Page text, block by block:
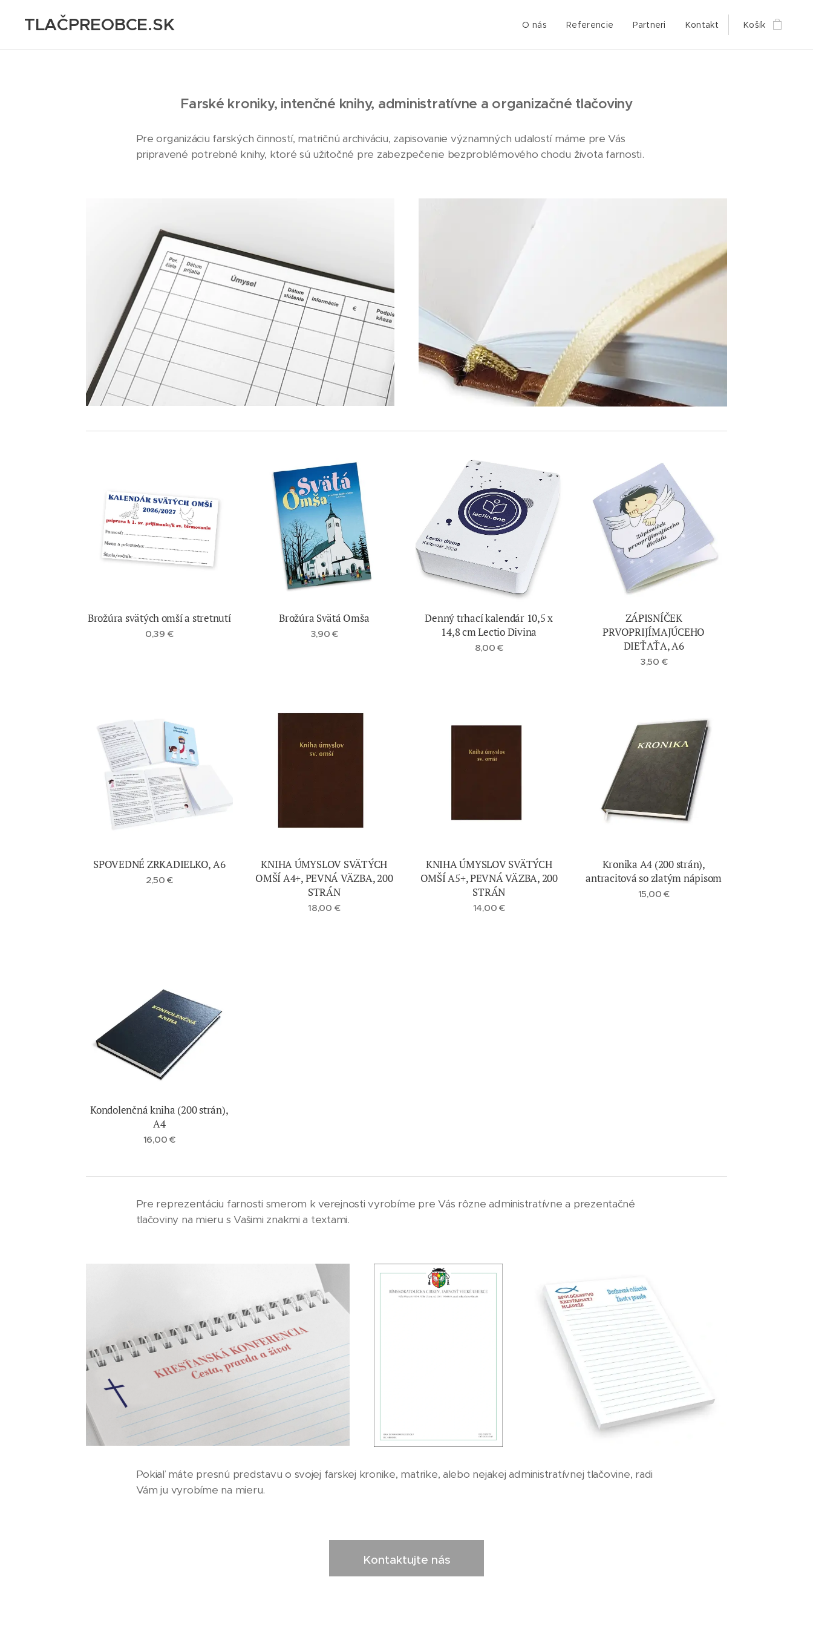
TLAČPREOBCE.SK O nás Referencie Partneri Kontakt Košík
Farské kroniky, intenčné knihy, administratívne a organizačné tlačoviny
Pre organizáciu farských činností, matričnú archiváciu, zapisovanie významných udalostí máme pre Vás
pripravené potrebné knihy, ktoré sú užitočné pre zabezpečenie bezproblémového chodu života farnosti.
Brožúra svätých omší a stretnutí
0,39 €
Brožúra Svätá Omša
3,90 €
Denný trhací kalendár 10,5 x
14,8 cm Lectio Divina
8,00 €
ZÁPISNÍČEK
PRVOPRIJÍMAJÚCEHO
DIEŤAŤA, A6
3,50 €
SPOVEDNÉ ZRKADIELKO, A6
2,50 €
KNIHA ÚMYSLOV SVÄTÝCH
OMŠÍ A4+, PEVNÁ VÄZBA, 200
STRÁN
18,00 €
KNIHA ÚMYSLOV SVÄTÝCH
OMŠÍ A5+, PEVNÁ VÄZBA, 200
STRÁN
14,00 €
Kronika A4 (200 strán),
antracitová so zlatým nápisom
15,00 €
Kondolenčná kniha (200 strán),
A4
16,00 €
Pre reprezentáciu farnosti smerom k verejnosti vyrobíme pre Vás rôzne administratívne a prezentačné
tlačoviny na mieru s Vašimi znakmi a textami.
Pokiaľ máte presnú predstavu o svojej farskej kronike, matrike, alebo nejakej administratívnej tlačovine, radi
Vám ju vyrobíme na mieru.
Kontaktujte nás